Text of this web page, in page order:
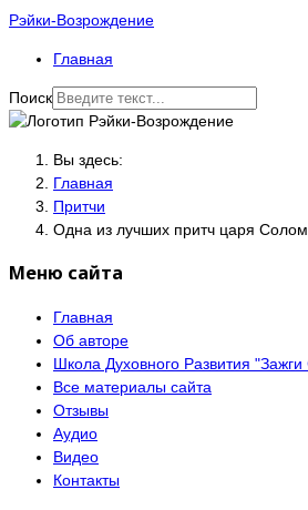
Рэйки-Возрождение
Главная
Поиск
Вы здесь:
Главная
Притчи
Одна из лучших притч царя
Меню сайта
Главная
Об авторе
Школа Духовного Развития
Все материалы сайта
Отзывы
Аудио
Видео
Контакты